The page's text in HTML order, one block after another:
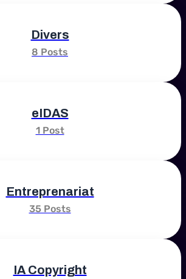
Divers
8 Posts
eIDAS
1 Post
Entreprenariat
35 Posts
IA Copyright